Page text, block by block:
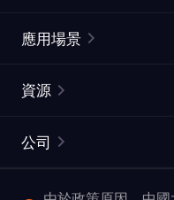
靜態住宅代理
網頁擷取 API
ISP代理
ProxySite
應用場景
市場研究
資源
常見問題解答
公司